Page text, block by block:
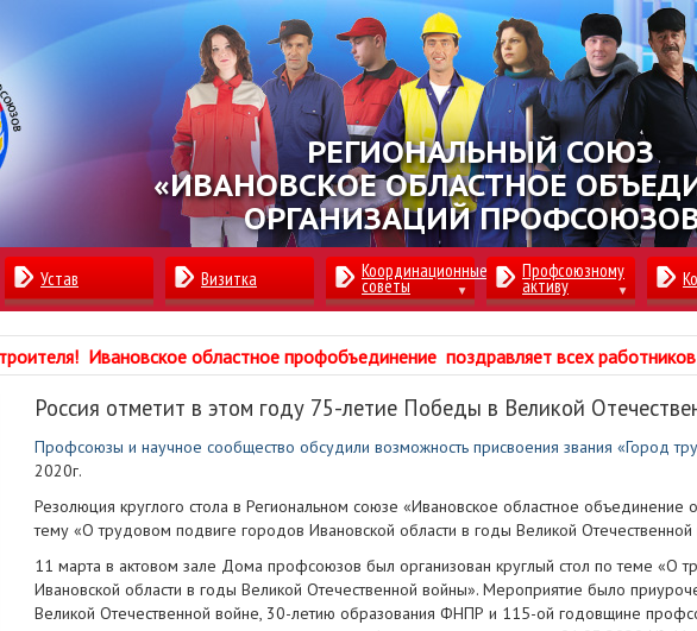
РЕГИОНАЛЬНЫЙ СОЮЗ
«ИВАНОВСКОЕ ОБЛАСТНОЕ
ОРГАНИЗАЦИЙ
Устав Визитка Координационные
советы
Профсоюзному
активу
! Ивановское областное профобъединение поздравляет всех
Россия отметит в этом году 75-летие Победы в Великой
Профсоюзы и научное сообщество обсудили возможность присвоения звания «Город
2020г.
Резолюция круглого стола в Региональном союзе «Ивановское областное объединение
тему «О трудовом подвиге городов Ивановской области в годы Великой Отечественной
11 марта в актовом зале Дома профсоюзов был организован круглый стол по теме «О
Ивановской области в годы Великой Отечественной войны». Мероприятие было
Великой Отечественной войне, 30-летию образования ФНПР и 115-ой годовщине